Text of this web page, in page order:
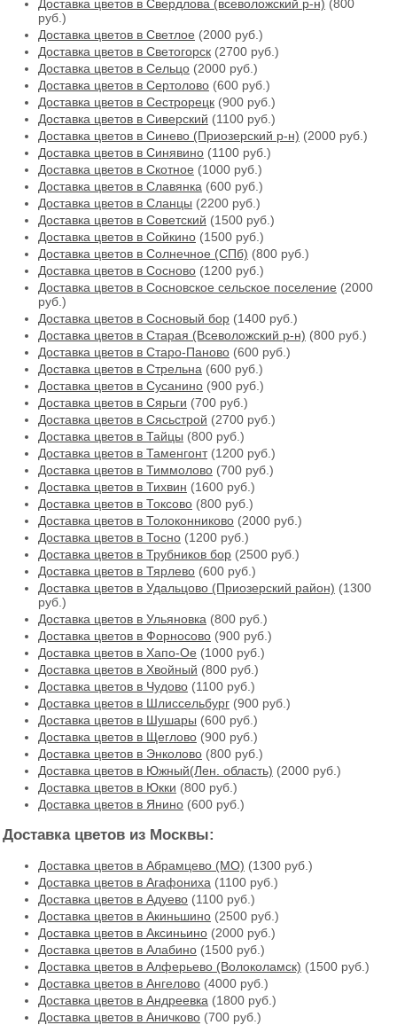
Доставка цветов в Свердлова (всеволожский р-н) (800
руб.)
Доставка цветов в Светлое (2000 руб.)
Доставка цветов в Светогорск (2700 руб.)
Доставка цветов в Сельцо (2000 руб.)
Доставка цветов в Сертолово (600 руб.)
Доставка цветов в Сестрорецк (900 руб.)
Доставка цветов в Сиверский (1100 руб.)
Доставка цветов в Синево (Приозерский р-н) (2000 руб.)
Доставка цветов в Синявино (1100 руб.)
Доставка цветов в Скотное (1000 руб.)
Доставка цветов в Славянка (600 руб.)
Доставка цветов в Сланцы (2200 руб.)
Доставка цветов в Советский (1500 руб.)
Доставка цветов в Сойкино (1500 руб.)
Доставка цветов в Солнечное (СПб) (800 руб.)
Доставка цветов в Сосново (1200 руб.)
Доставка цветов в Сосновское сельское поселение (2000
руб.)
Доставка цветов в Сосновый бор (1400 руб.)
Доставка цветов в Старая (Всеволожский р-н) (800 руб.)
Доставка цветов в Старо-Паново (600 руб.)
Доставка цветов в Стрельна (600 руб.)
Доставка цветов в Сусанино (900 руб.)
Доставка цветов в Сярьги (700 руб.)
Доставка цветов в Сясьстрой (2700 руб.)
Доставка цветов в Тайцы (800 руб.)
Доставка цветов в Таменгонт(1200 руб.)
Доставка цветов в Тиммолово (700 руб.)
Доставка цветов в Тихвин (1600 руб.)
Доставка цветов в Токсово (800 руб.)
Доставка цветов в Толоконниково (2000 руб.)
Доставка цветов в Тосно (1200 руб.)
Доставка цветов в Трубников бор (2500 руб.)
Доставка цветов в Тярлево (600 руб.)
Доставка цветов в Удальцово (Приозерский район) (1300
руб.)
Доставка цветов в Ульяновка (800 руб.)
Доставка цветов в Форносово (900 руб.)
Доставка цветов в Хапо-Ое (1000 руб.)
Доставка цветов в Хвойный (800 руб.)
Доставка цветов в Чудово (1100 руб.)
Доставка цветов в Шлиссельбург (900 руб.)
Доставка цветов в Шушары (600 руб.)
Доставка цветов в Щеглово (900 руб.)
Доставка цветов в Энколово (800 руб.)
Доставка цветов в Южный(Лен. область) (2000 руб.)
Доставка цветов в Юкки (800 руб.)
Доставка цветов в Янино (600 руб.)
Доставка цветов из Москвы:
Доставка цветов в Абрамцево (МО) (1300 руб.)
Доставка цветов в Агафониха (1100 руб.)
Доставка цветов в Адуево (1100 руб.)
Доставка цветов в Акиньшино (2500 руб.)
Доставка цветов в Аксиньино (2000 руб.)
Доставка цветов в Алабино (1500 руб.)
Доставка цветов в Алферьево (Волоколамск) (1500 руб.)
Доставка цветов в Ангелово (4000 руб.)
Доставка цветов в Андреевка (1800 руб.)
Доставка цветов в Аничково (700 руб.)